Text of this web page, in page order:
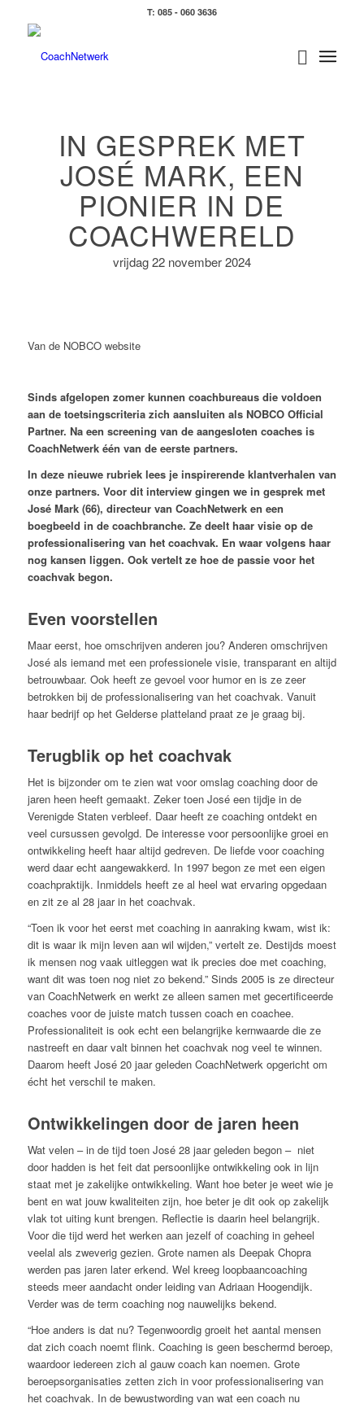
T: 085 - 060 3636
IN GESPREK MET
JOSÉ MARK, EEN
PIONIER IN DE
COACHWERELD
vrijdag 22 november 2024
Van de NOBCO website
Sinds afgelopen zomer kunnen coachbureaus die voldoen
aan de toetsingscriteria zich aansluiten als NOBCO Official
Partner. Na een screening van de aangesloten coaches is
CoachNetwerk één van de eerste partners.
In deze nieuwe rubriek lees je inspirerende klantverhalen van
onze partners. Voor dit interview gingen we in gesprek met
José Mark (66), directeur van CoachNetwerk en een
boegbeeld in de coachbranche. Ze deelt haar visie op de
professionalisering van het coachvak. En waar volgens haar
nog kansen liggen. Ook vertelt ze hoe de passie voor het
coachvak begon.
Even voorstellen
Maar eerst, hoe omschrijven anderen jou? Anderen omschrijven
José als iemand met een professionele visie, transparant en altijd
betrouwbaar. Ook heeft ze gevoel voor humor en is ze zeer
betrokken bij de professionalisering van het coachvak. Vanuit
haar bedrijf op het Gelderse platteland praat ze je graag bij.
Terugblik op het coachvak
Het is bijzonder om te zien wat voor omslag coaching door de
jaren heen heeft gemaakt. Zeker toen José een tijdje in de
Verenigde Staten verbleef. Daar heeft ze coaching ontdekt en
veel cursussen gevolgd. De interesse voor persoonlijke groei en
ontwikkeling heeft haar altijd gedreven. De liefde voor coaching
werd daar echt aangewakkerd. In 1997 begon ze met een eigen
coachpraktijk. Inmiddels heeft ze al heel wat ervaring opgedaan
en zit ze al 28 jaar in het coachvak.
“Toen ik voor het eerst met coaching in aanraking kwam, wist ik:
dit is waar ik mijn leven aan wil wijden,” vertelt ze. Destijds moest
ik mensen nog vaak uitleggen wat ik precies doe met coaching,
want dit was toen nog niet zo bekend.” Sinds 2005 is ze directeur
van CoachNetwerk en werkt ze alleen samen met gecertificeerde
coaches voor de juiste match tussen coach en coachee.
Professionaliteit is ook echt een belangrijke kernwaarde die ze
nastreeft en daar valt binnen het coachvak nog veel te winnen.
Daarom heeft José 20 jaar geleden CoachNetwerk opgericht om
écht het verschil te maken.
Ontwikkelingen door de jaren heen
Wat velen – in de tijd toen José 28 jaar geleden begon – niet
door hadden is het feit dat persoonlijke ontwikkeling ook in lijn
staat met je zakelijke ontwikkeling. Want hoe beter je weet wie je
bent en wat jouw kwaliteiten zijn, hoe beter je dit ook op zakelijk
vlak tot uiting kunt brengen. Reflectie is daarin heel belangrijk.
Voor die tijd werd het werken aan jezelf of coaching in geheel
veelal als zweverig gezien. Grote namen als Deepak Chopra
werden pas jaren later erkend. Wel kreeg loopbaancoaching
steeds meer aandacht onder leiding van Adriaan Hoogendijk.
Verder was de term coaching nog nauwelijks bekend.
“Hoe anders is dat nu? Tegenwoordig groeit het aantal mensen
dat zich coach noemt flink. Coaching is geen beschermd beroep,
waardoor iedereen zich al gauw coach kan noemen. Grote
beroepsorganisaties zetten zich in voor professionalisering van
het coachvak. In de bewustwording van wat een coach nu